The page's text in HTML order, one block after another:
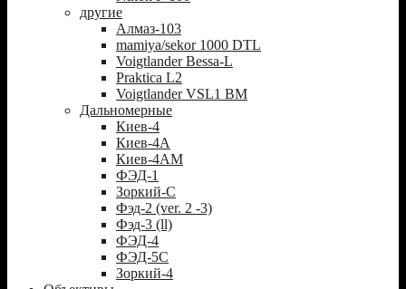
другие
Алмаз-103
mamiya/sekor 1000 DTL
Voigtlander Bessa-L
Praktica L2
Voigtlander VSL1 BM
Дальномерные
Киев-4
Киев-4А
Киев-4АМ
ФЭД-1
Зоркий-С
Фэд-2 (ver. 2 -3)
Фэд-3 (ll)
ФЭД-4
ФЭД-5С
Зоркий-4